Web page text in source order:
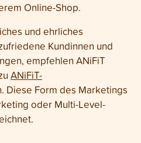
Online-Shop.
und ehrliches
Kundinnen und
empfehlen ANiFiT
ANiFiT-
Diese Form des Marketings
oder Multi-Level-